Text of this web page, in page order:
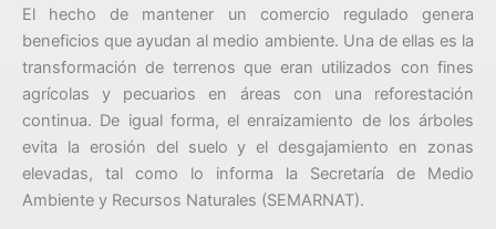
El hecho de mantener un comercio regulado genera
beneficios que ayudan al medio ambiente. Una de ellas es la
transformación de terrenos que eran utilizados con fines
agrícolas y pecuarios en áreas con una reforestación
continua. De igual forma, el enraizamiento de los árboles
evita la erosión del suelo y el desgajamiento en zonas
elevadas, tal como lo informa la Secretaría de Medio
Ambiente y Recursos Naturales (SEMARNAT).